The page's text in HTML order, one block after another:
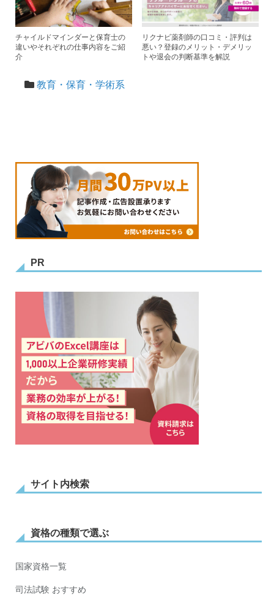
チャイルドマインダーと保育士の
違いやそれぞれの仕事内容をご紹
介
リクナビ薬剤師の口コミ・評判は
悪い？登録のメリット・デメリッ
トや退会の判断基準を解説
教育・保育・学術系
PR
サイト内検索
資格の種類で選ぶ
国家資格一覧
司法試験 おすすめ